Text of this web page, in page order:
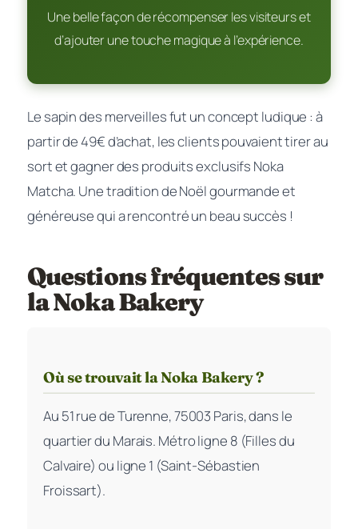
Une belle façon de récompenser les visiteurs et
d’ajouter une touche magique à l’expérience.
Le sapin des merveilles fut un concept ludique : à
partir de 49€ d’achat, les clients pouvaient tirer au
sort et gagner des produits exclusifs Noka
Matcha. Une tradition de Noël gourmande et
généreuse qui a rencontré un beau succès !
Questions fréquentes sur
la Noka Bakery
Où se trouvait la Noka Bakery ?
Au 51 rue de Turenne, 75003 Paris, dans le
quartier du Marais. Métro ligne 8 (Filles du
Calvaire) ou ligne 1 (Saint-Sébastien
Froissart).